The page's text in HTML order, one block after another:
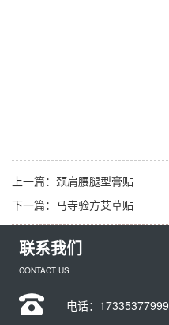
上一篇： 颈肩腰腿型膏贴
下一篇： 马寺验方艾草贴
联系我们
CONTACT US
电话： 17335377999